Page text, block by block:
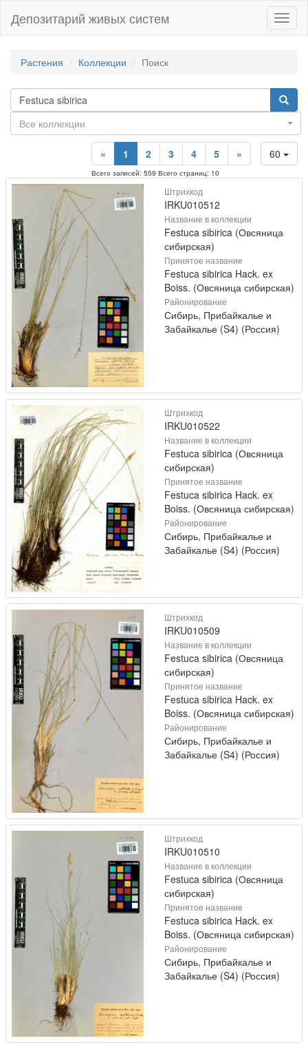
Депозитарий живых систем
Растения Коллекции Поиск
Все коллекции
60
« 1 2 3 4 5 »
Всего записей: 559 Всего страниц: 10
Штрихкод
IRKU010512
Название в коллекции
Festuca sibirica (Овсяница
сибирская)
Принятое название
Festuca sibirica Hack. ex
Boiss. (Овсяница сибирская)
Районирование
Сибирь, Прибайкалье и
Забайкалье (S4) (Россия)
Штрихкод
IRKU010522
Название в коллекции
Festuca sibirica (Овсяница
сибирская)
Принятое название
Festuca sibirica Hack. ex
Boiss. (Овсяница сибирская)
Районирование
Сибирь, Прибайкалье и
Забайкалье (S4) (Россия)
Штрихкод
IRKU010509
Название в коллекции
Festuca sibirica (Овсяница
сибирская)
Принятое название
Festuca sibirica Hack. ex
Boiss. (Овсяница сибирская)
Районирование
Сибирь, Прибайкалье и
Забайкалье (S4) (Россия)
Штрихкод
IRKU010510
Название в коллекции
Festuca sibirica (Овсяница
сибирская)
Принятое название
Festuca sibirica Hack. ex
Boiss. (Овсяница сибирская)
Районирование
Сибирь, Прибайкалье и
Забайкалье (S4) (Россия)